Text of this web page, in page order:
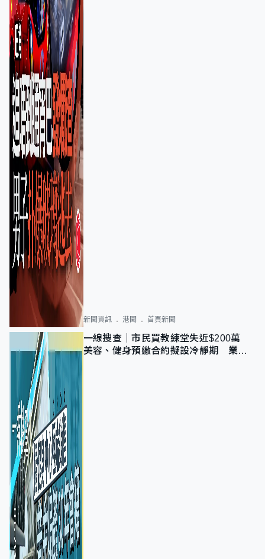
新聞資訊 港聞 首頁新聞
一線搜查｜市民買教練堂失近$200萬
美容、健身預繳合約擬設冷靜期 業界